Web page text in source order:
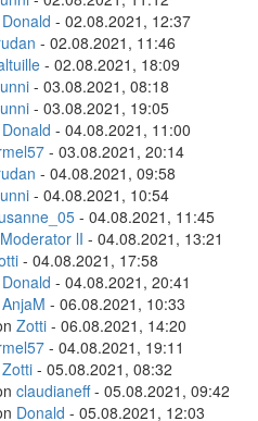
Donald - 02.08.2021, 12:37
- 02.08.2021, 11:46
- 02.08.2021, 18:09
- 03.08.2021, 08:18
- 03.08.2021, 19:05
Donald - 04.08.2021, 11:00
- 03.08.2021, 20:14
- 04.08.2021, 09:58
- 04.08.2021, 10:54
- 04.08.2021, 11:45
lI - 04.08.2021, 13:21
- 04.08.2021, 17:58
Donald - 04.08.2021, 20:41
AnjaM - 06.08.2021, 10:33
Zotti - 06.08.2021, 14:20
- 04.08.2021, 19:11
Zotti - 05.08.2021, 08:32
claudianeff- 05.08.2021, 09:42
Donald - 05.08.2021, 12:03